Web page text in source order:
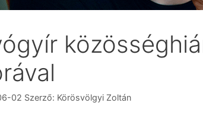
02 Szerző: Körösvölgyi Zoltán